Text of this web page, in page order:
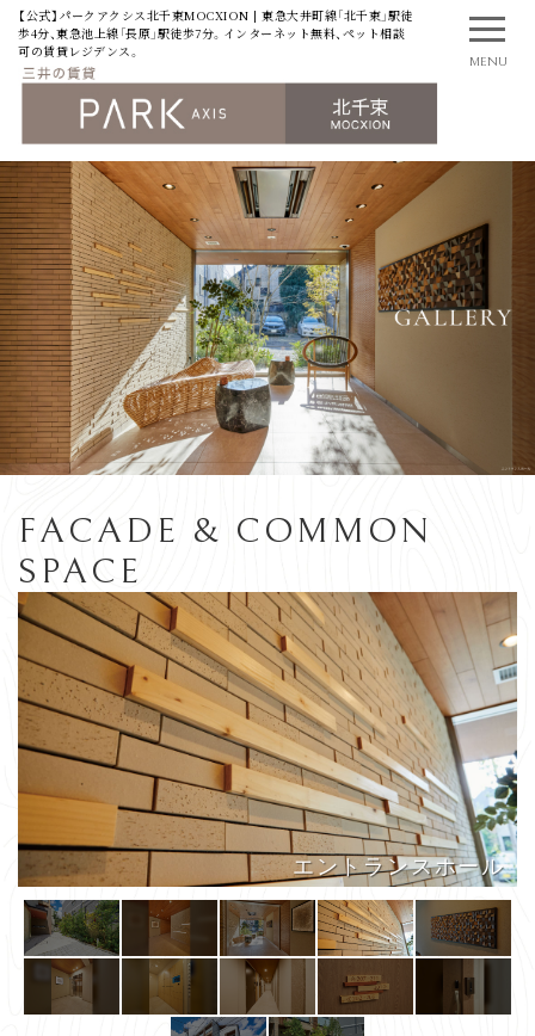
【公式】パークアクシス北千束MOCXION | 東急大井町線「北千束」駅徒
歩4分、東急池上線「長原」駅徒歩7分。インターネット無料、ペット相談
可の賃貸レジデンス。
MENU
FACADE & COMMON
SPACE
エントランスホール